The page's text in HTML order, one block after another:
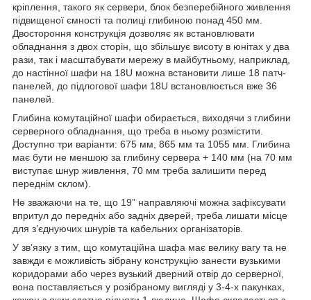
кріплення, такого як сервери, блок безперебійного живлення
підвищеної ємності та полиці глибиною понад 450 мм.
Двостороння конструкція дозволяє як встановлювати
обладнання з двох сторін, що збільшує висоту в юнітах у два
рази, так і масштабувати мережу в майбутньому, наприклад,
до настінної шафи на 18U можна встановити лише 18 патч-
панелей, до підлогової шафи 18U встановлюється вже 36
панелей.
Глибина комутаційної шафи обирається, виходячи з глибини
серверного обладнання, що треба в ньому розмістити.
Доступно три варіанти: 675 мм, 865 мм та 1055 мм. Глибина
має бути не меншою за глибину сервера + 140 мм (на 70 мм
виступає шнур живлення, 70 мм треба залишити перед
переднім склом).
Не зважаючи на те, що 19” направляючі можна зафіксувати
впритул до передніх або задніх дверей, треба лишати місце
для з’єднуючих шнурів та кабельних організаторів.
У зв’язку з тим, що комутаційна шафа має велику вагу та не
завжди є можливість зібрану конструкцію занести вузькими
коридорами або через вузький дверний отвір до серверної,
вона поставляється у розібраному вигляді у 3-4-х пакунках,